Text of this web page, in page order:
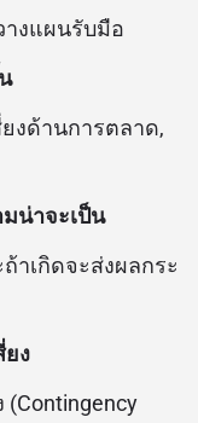
างแผนรับมือ
ยงด้านการตลาด,
น่าจะเป็น
าเกิดจะส่งผลกระ
ยง